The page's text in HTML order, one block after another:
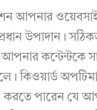
আপনার
উপাদান।
কন্টেন্টকে
কিওয়ার্ড
করতে পারেন যে